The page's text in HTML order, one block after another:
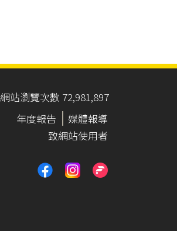
網站瀏覽次數 72,981,897
年度報告
媒體報導
致網站使用者